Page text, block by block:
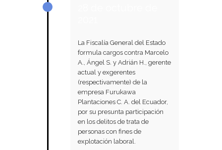
La Fiscalía General del Estado
formula cargos contra Marcelo
A., Ángel S. y Adrián H., gerente
actual y exgerentes
(respectivamente) de la
empresa Furukawa
Plantaciones C. A. del Ecuador,
por su presunta participación
en los delitos de trata de
personas con fines de
explotación laboral.